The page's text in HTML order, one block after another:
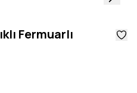
Fermuarlı